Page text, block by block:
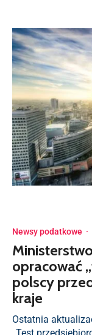
Newsy podatkowe ·
opracować
polscy
kraje
Ostatnia